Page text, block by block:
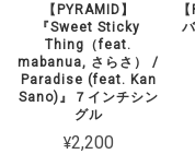
【PYRAMID】
『Sweet Sticky
Thing（feat.
mabanua, さらさ） /
Paradise (feat. Kan
Sano)』７インチシン
グル
¥2,200